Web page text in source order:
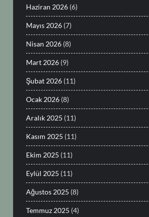
Haziran 2026 (6)
Mayıs 2026 (7)
Nisan 2026 (8)
Mart 2026 (9)
Şubat 2026 (11)
Ocak 2026 (8)
Aralık 2025 (11)
Kasım 2025 (11)
Ekim 2025 (11)
Eylül 2025 (11)
Ağustos 2025 (8)
Temmuz 2025 (4)